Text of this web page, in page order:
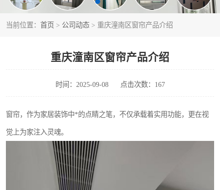
当前位置： 首页 > 公司动态 > 重庆潼南区窗帘产品介绍
重庆潼南区窗帘产品介绍
时间：2025-09-08 点击次数：167
窗帘，作为家居装饰中*的点睛之笔，不仅承载着实用功能，更在视
觉上为家注入灵魂。